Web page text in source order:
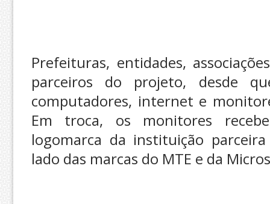
Prefeituras, entidades,
parceiros do projeto, desde
computadores, internet e
Em troca, os monitores
logomarca da instituição
lado das marcas do MTE e da